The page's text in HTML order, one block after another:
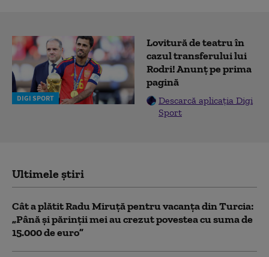
DIGI SPORT
Lovitură de teatru în
cazul transferului lui
Rodri! Anunț pe prima
pagină
Descarcă aplicația Digi
Sport
Ultimele știri
Cât a plătit Radu Miruță pentru vacanța din Turcia:
„Până și părinții mei au crezut povestea cu suma de
15.000 de euro”